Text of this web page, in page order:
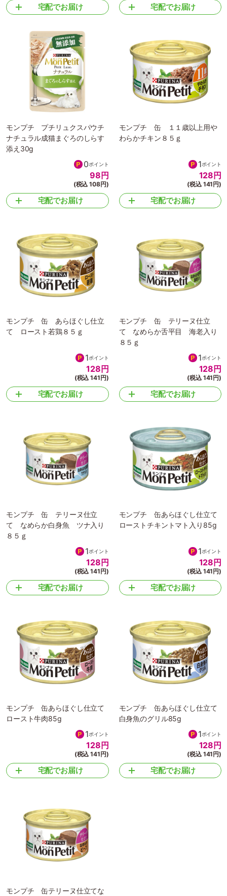
宅配でお届け 宅配でお届け
モンプチ プチリュクスパウチ
ナチュラル成猫まぐろのしらす
添え30g
0ポイント
98円
(税込 108円)
宅配でお届け
モンプチ 缶 １１歳以上用や
わらかチキン８５ｇ
1ポイント
128円
(税込 141円)
宅配でお届け
モンプチ 缶 あらほぐし仕立
て ロースト若鶏８５ｇ
1ポイント
128円
(税込 141円)
宅配でお届け
モンプチ 缶 テリーヌ仕立
て なめらか舌平目 海老入り
８５ｇ
1ポイント
128円
(税込 141円)
宅配でお届け
モンプチ 缶 テリーヌ仕立
て なめらか白身魚 ツナ入り
８５ｇ
1ポイント
128円
(税込 141円)
宅配でお届け
モンプチ 缶あらほぐし仕立て
ローストチキントマト入り85g
1ポイント
128円
(税込 141円)
宅配でお届け
モンプチ 缶あらほぐし仕立て
ロースト牛肉85g
1ポイント
128円
(税込 141円)
宅配でお届け
モンプチ 缶あらほぐし仕立て
白身魚のグリル85g
1ポイント
128円
(税込 141円)
宅配でお届け
モンプチ 缶テリーヌ仕立てな